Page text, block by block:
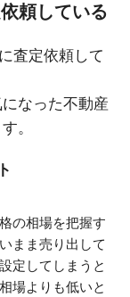
頼している
査定依頼して
なった不動産
。
の相場を把握す
まま売り出して
定してしまうと
場よりも低いと